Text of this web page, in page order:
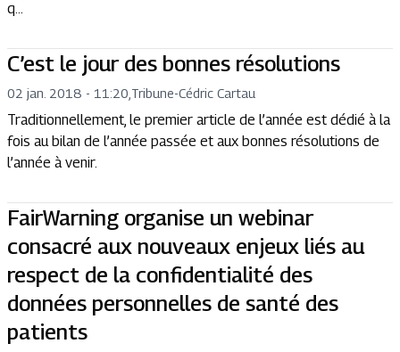
q...
C’est le jour des bonnes résolutions
02 jan. 2018 - 11:20 Tribune-Cédric Cartau
Traditionnellement, le premier article de l’année est dédié à la
fois au bilan de l’année passée et aux bonnes résolutions de
l’année à venir.
FairWarning organise un webinar
consacré aux nouveaux enjeux liés au
respect de la confidentialité des
données personnelles de santé des
patients